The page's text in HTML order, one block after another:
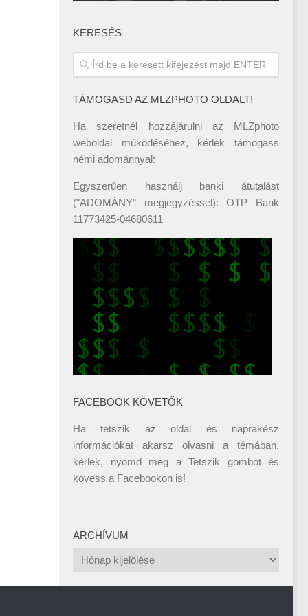
KERESÉS
TÁMOGASD AZ MLZPHOTO OLDALT!
Ha szeretnél hozzájárulni az MLZphoto
weboldal működéséhez, kérlek támogass
némi adománnyal:
Egyszerűen használj banki átutalást
("ADOMÁNY" megjegyzéssel): OTP Bank
11773425-04680611
FACEBOOK KÖVETŐK
Ha tetszik az oldal és naprakész
információkat akarsz olvasni a témában,
kérlek, nyomd meg a Tetszik gombot és
kövess a Facebookon is!
ARCHÍVUM
Archívum